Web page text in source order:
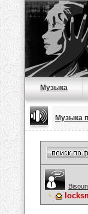
Музыка
Музыка